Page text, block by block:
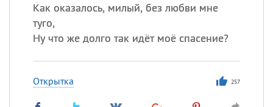
Как оказалось, милый, без любви мне
туго,
Ну что же долго так идёт моё спасение?
Открытка 257